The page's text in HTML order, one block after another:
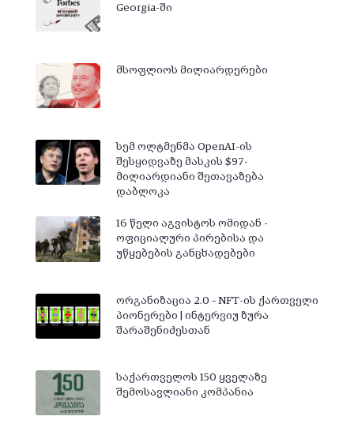
Georgia-ში
მსოფლიოს მილიარდერები
სემ ოლტმენმა OpenAI-ის
შესყიდვაზე მასკის $97-
მილიარდიანი შეთავაზება
დაბლოკა
16 წელი აგვისტოს ომიდან -
ოფიციალური პირებისა და
უწყებების განცხადებები
ორგანიზაცია 2.0 – NFT-ის ქართველი
პიონერები | ინტერვიუ ზურა
შარაშენიძესთან
საქართველოს 150 ყველაზე
შემოსავლიანი კომპანია